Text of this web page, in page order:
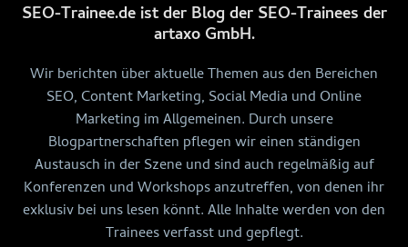
SEO-Trainee.de ist der Blog der SEO-Trainees der
artaxo GmbH.
Wir berichten über aktuelle Themen aus den Bereichen
SEO, Content Marketing, Social Media und Online
Marketing im Allgemeinen. Durch unsere
Blogpartnerschaften pflegen wir einen ständigen
Austausch in der Szene und sind auch regelmäßig auf
Konferenzen und Workshops anzutreffen, von denen ihr
exklusiv bei uns lesen könnt. Alle Inhalte werden von den
Trainees verfasst und gepflegt.